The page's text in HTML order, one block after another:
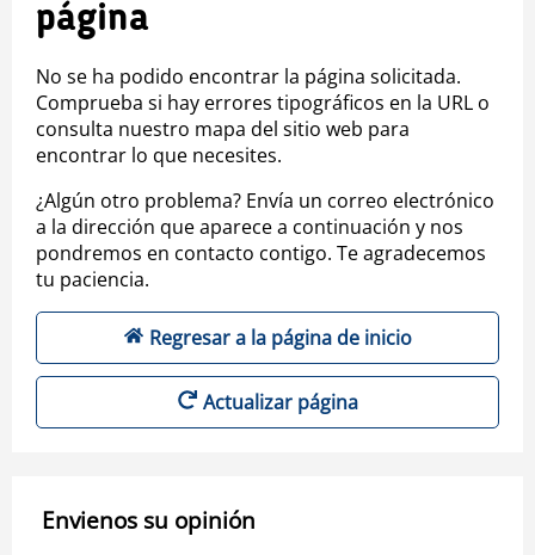
página
No se ha podido encontrar la página solicitada.
Comprueba si hay errores tipográficos en la URL o
consulta nuestro mapa del sitio web para
encontrar lo que necesites.
¿Algún otro problema? Envía un correo electrónico
a la dirección que aparece a continuación y nos
pondremos en contacto contigo. Te agradecemos
tu paciencia.
Regresar a la página de inicio
Actualizar página
Envienos su opinión